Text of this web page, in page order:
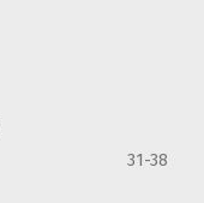
31-38